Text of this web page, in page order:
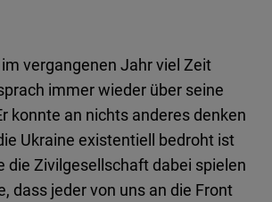
vergangenen Jahr viel Zeit
immer wieder über seine
konnte an nichts anderes denken
Ukraine existentiell bedroht ist
die Zivilgesellschaft dabei spielen
dass jeder von uns an die Front